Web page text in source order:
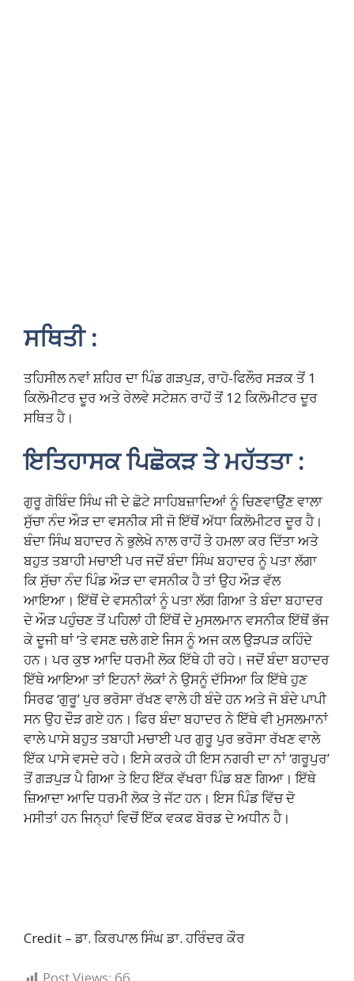
ਸਥਿਤੀ :
ਤਹਿਸੀਲ ਨਵਾਂ ਸ਼ਹਿਰ ਦਾ ਪਿੰਡ ਗੜਪੁੜ, ਰਾਹੋ-ਫਿਲੌਰ ਸੜਕ ਤੋਂ 1
ਕਿਲੋਮੀਟਰ ਦੂਰ ਅਤੇ ਰੇਲਵੇ ਸਟੇਸ਼ਨ ਰਾਹੋਂ ਤੋਂ 12 ਕਿਲੋਮੀਟਰ ਦੂਰ
ਸਥਿਤ ਹੈ।
ਇਤਿਹਾਸਕ ਪਿਛੋਕੜ ਤੇ ਮਹੱਤਤਾ :
ਗੁਰੂ ਗੋਬਿੰਦ ਸਿੰਘ ਜੀ ਦੇ ਛੋਟੇ ਸਾਹਿਬਜ਼ਾਦਿਆਂ ਨੂੰ ਚਿਣਵਾਉਂਣ ਵਾਲਾ
ਸੁੱਚਾ ਨੰਦ ਔੜ ਦਾ ਵਸਨੀਕ ਸੀ ਜੋ ਇੱਥੋਂ ਅੱਧਾ ਕਿਲੋਮੀਟਰ ਦੂਰ ਹੈ।
ਬੰਦਾ ਸਿੰਘ ਬਹਾਦਰ ਨੇ ਭੁਲੇਖੇ ਨਾਲ ਰਾਹੋਂ ਤੇ ਹਮਲਾ ਕਰ ਦਿੱਤਾ ਅਤੇ
ਬਹੁਤ ਤਬਾਹੀ ਮਚਾਈ ਪਰ ਜਦੋਂ ਬੰਦਾ ਸਿੰਘ ਬਹਾਦਰ ਨੂੰ ਪਤਾ ਲੱਗਾ
ਕਿ ਸੁੱਚਾ ਨੰਦ ਪਿੰਡ ਔੜ ਦਾ ਵਸਨੀਕ ਹੈ ਤਾਂ ਉਹ ਔੜ ਵੱਲ
ਆਇਆ। ਇੱਥੋਂ ਦੇ ਵਸਨੀਕਾਂ ਨੂੰ ਪਤਾ ਲੱਗ ਗਿਆ ਤੇ ਬੰਦਾ ਬਹਾਦਰ
ਦੇ ਔੜ ਪਹੁੰਚਣ ਤੋਂ ਪਹਿਲਾਂ ਹੀ ਇੱਥੋਂ ਦੇ ਮੁਸਲਮਾਨ ਵਸਨੀਕ ਇੱਥੋਂ ਭੱਜ
ਕੇ ਦੂਜੀ ਥਾਂ ‘ਤੇ ਵਸਣ ਚਲੇ ਗਏ ਜਿਸ ਨੂੰ ਅਜ ਕਲ ਉੜਪੜ ਕਹਿੰਦੇ
ਹਨ। ਪਰ ਕੁਝ ਆਦਿ ਧਰਮੀ ਲੋਕ ਇੱਥੇ ਹੀ ਰਹੇ। ਜਦੋਂ ਬੰਦਾ ਬਹਾਦਰ
ਇੱਥੇ ਆਇਆ ਤਾਂ ਇਹਨਾਂ ਲੋਕਾਂ ਨੇ ਉਸਨੂੰ ਦੱਸਿਆ ਕਿ ਇੱਥੇ ਹੁਣ
ਸਿਰਫ ‘ਗੁਰੂ’ ਪੁਰ ਭਰੋਸਾ ਰੱਖਣ ਵਾਲੇ ਹੀ ਬੰਦੇ ਹਨ ਅਤੇ ਜੋ ਬੰਦੇ ਪਾਪੀ
ਸਨ ਉਹ ਦੌੜ ਗਏ ਹਨ। ਫਿਰ ਬੰਦਾ ਬਹਾਦਰ ਨੇ ਇੱਥੇ ਵੀ ਮੁਸਲਮਾਨਾਂ
ਵਾਲੇ ਪਾਸੇ ਬਹੁਤ ਤਬਾਹੀ ਮਚਾਈ ਪਰ ਗੁਰੂ ਪੁਰ ਭਰੋਸਾ ਰੱਖਣ ਵਾਲੇ
ਇੱਕ ਪਾਸੇ ਵਸਦੇ ਰਹੇ। ਇਸੇ ਕਰਕੇ ਹੀ ਇਸ ਨਗਰੀ ਦਾ ਨਾਂ ‘ਗਰੂਪੁਰ’
ਤੋਂ ਗੜਪੁੜ ਪੈ ਗਿਆ ਤੇ ਇਹ ਇੱਕ ਵੱਖਰਾ ਪਿੰਡ ਬਣ ਗਿਆ। ਇੱਥੇ
ਜ਼ਿਆਦਾ ਆਦਿ ਧਰਮੀ ਲੋਕ ਤੇ ਜੱਟ ਹਨ। ਇਸ ਪਿੰਡ ਵਿੱਚ ਦੋ
ਮਸੀਤਾਂ ਹਨ ਜਿਨ੍ਹਾਂ ਵਿਚੋਂ ਇੱਕ ਵਕਫ ਬੋਰਡ ਦੇ ਅਧੀਨ ਹੈ।
Credit – ਡਾ. ਕਿਰਪਾਲ ਸਿੰਘ ਡਾ. ਹਰਿੰਦਰ ਕੌਰ